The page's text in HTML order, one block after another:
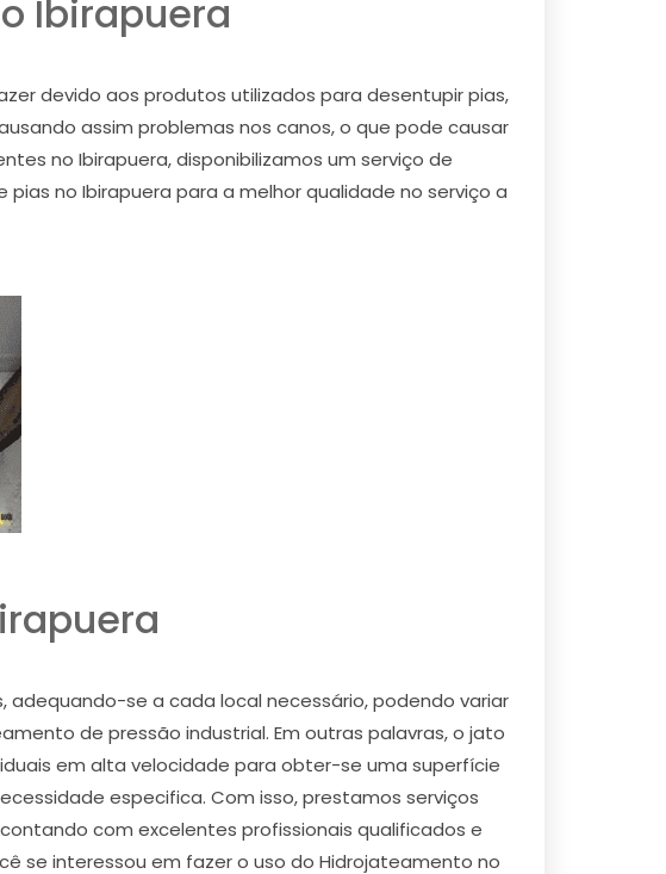
Ibirapuera
devido aos produtos utilizados para desentupir pias,
assim problemas nos canos, o que pode causar
no Ibirapuera, disponibilizamos um serviço de
no Ibirapuera para a melhor qualidade no serviço a
se a cada local necessário, podendo variar
de pressão industrial. Em outras palavras, o jato
em alta velocidade para obter-se uma superfície
especifica. Com isso, prestamos serviços
com excelentes profissionais qualificados e
se interessou em fazer o uso do Hidrojateamento no